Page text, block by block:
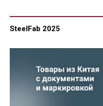
SteelFab 2025